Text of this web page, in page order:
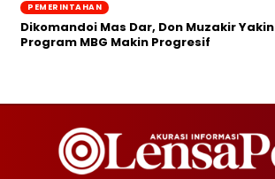
PEMERINTAHAN
Dikomandoi Mas Dar, Don Muzakir Yakin
Program MBG Makin Progresif